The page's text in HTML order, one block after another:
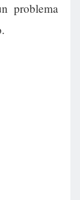
problema